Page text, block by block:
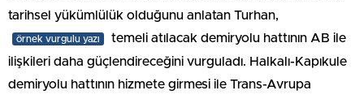
tarihsel yükümlülük olduğunu anlatan Turhan,
örnek vurgulu yazı
temeli atılacak demiryolu hattının AB ile
ilişkileri daha güçlendireceğini vurguladı. Halkalı-Kapıkule
demiryolu hattının hizmete girmesi ile Trans-Avrupa